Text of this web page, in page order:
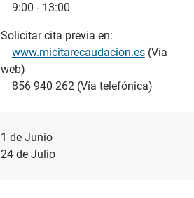
9:00 - 13:00
Solicitar cita previa en:
www.micitarecaudacion.es(Vía
web)
856 940 262 (Vía telefónica)
1 de Junio
24 de Julio